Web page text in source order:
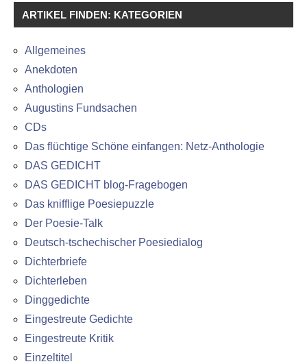
ARTIKEL FINDEN: KATEGORIEN
Allgemeines
Anekdoten
Anthologien
Augustins Fundsachen
CDs
Das flüchtige Schöne einfangen: Netz-Anthologie
DAS GEDICHT
DAS GEDICHT blog-Fragebogen
Das knifflige Poesiepuzzle
Der Poesie-Talk
Deutsch-tschechischer Poesiedialog
Dichterbriefe
Dichterleben
Dinggedichte
Eingestreute Gedichte
Eingestreute Kritik
Einzeltitel